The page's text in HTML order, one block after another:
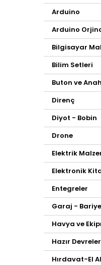
Arduino
Arduino
Bilgisayar
Bilim Setleri
Buton ve
Direnç
Diyot - Bobin
Drone
Elektrik
Elektronik
Entegreler
Garaj -
Havya ve
Hazır Devreler
Hırdavat-El